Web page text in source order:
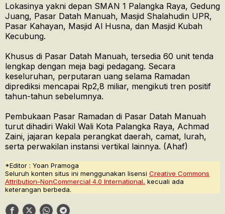
Lokasinya yakni depan SMAN 1 Palangka Raya, Gedung
Juang, Pasar Datah Manuah, Masjid Shalahudin UPR,
Pasar Kahayan, Masjid Al Husna, dan Masjid Kubah
Kecubung.
Khusus di Pasar Datah Manuah, tersedia 60 unit tenda
lengkap dengan meja bagi pedagang. Secara
keseluruhan, perputaran uang selama Ramadan
diprediksi mencapai Rp2,8 miliar, mengikuti tren positif
tahun-tahun sebelumnya.
Pembukaan Pasar Ramadan di Pasar Datah Manuah
turut dihadiri Wakil Wali Kota Palangka Raya, Achmad
Zaini, jajaran kepala perangkat daerah, camat, lurah,
serta perwakilan instansi vertikal lainnya. (Ahaf)
*Editor : Yoan Pramoga
Seluruh konten situs ini menggunakan lisensi Creative Commons
Attribution-NonCommercial 4.0 International, kecuali ada
keterangan berbeda.